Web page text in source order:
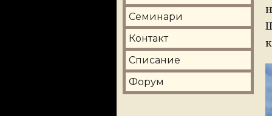
Семинари
Контакт
Списание
Форум